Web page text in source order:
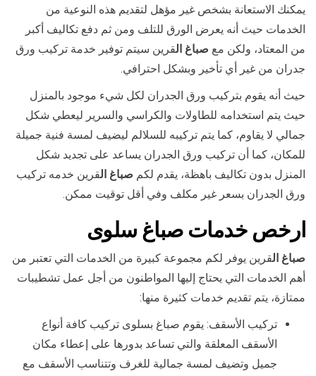
يمكنك الاستعانة بشخص غير مؤهل لتقديم هذه النوعية من
الخدمات حيث أنه يعرض الورق للتلف ومن ثم دفع تكاليف أكبر
من المعتاد، ولكن مع صباغ القرين سيتم توفير خدمة تركيب ورق
جدران من غير أي تأخير وبشكل احترافي.
حيث أنه يقوم بتركيب ورق الجدران لكل شيء موجود بالمنزل
حيث يتم استخدامه للطاولات والكراسي والسرير ليعطي شكل
جمالي لا يقاوم، كما يتم تركيبه للسلالم ليضيف لمسة فنية جميلة
للمكان، كما أن تركيب ورق الجدران يساعد على تجديد شكل
المنزل بدون تكاليف باهظة، يقدم لكم صباغ القرين خدمه تركيب
ورق الجدران بسعر غير مكلف وفي أقل توقيت ممكن.
ارخص خدمات صباغ سلوى
صباغ القرين يوفر لكم مجموعة كبيرة من الخدمات التي تعتبر من
أهم الخدمات التي يحتاج إليها المواطنون من أجل عمل تشطيبات
ممتازة، يتم تقديم خدمات كثيرة منها:
تركيب الأسقف: يقوم صباغ بسلوى تركيب كافة أنواع
الأسقف المعلقة والتي تساعد بدورها على إعطاء مكان
جميل وتضيف لمسة جمالية للغرف وتتناسب الأسقف مع